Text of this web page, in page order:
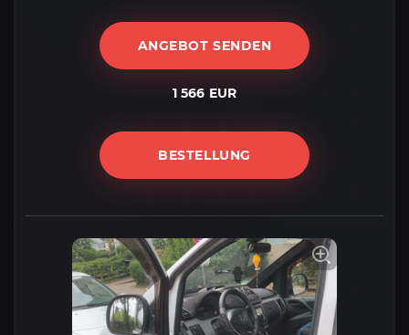
ANGEBOT SENDEN
1 566 EUR
BESTELLUNG